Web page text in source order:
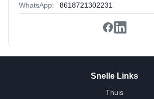
WhatsApp: 8618721302231
Snelle Links
Thuis